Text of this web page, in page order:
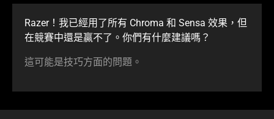
Razer！我已經用了所有 Chroma 和 Sensa 效果，但
在競賽中還是贏不了。你們有什麼建議嗎 ？
這可能是技巧方面的問題 。